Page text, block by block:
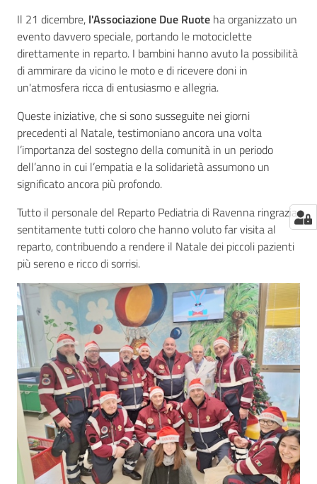
Il 21 dicembre, l'Associazione Due Ruote ha organizzato un
evento davvero speciale, portando le motociclette
direttamente in reparto. I bambini hanno avuto la possibilità
di ammirare da vicino le moto e di ricevere doni in
un'atmosfera ricca di entusiasmo e allegria.
Queste iniziative, che si sono susseguite nei giorni
precedenti al Natale, testimoniano ancora una volta
l’importanza del sostegno della comunità in un periodo
dell’anno in cui l’empatia e la solidarietà assumono un
significato ancora più profondo.
Tutto il personale del Reparto Pediatria di Ravenna ringrazia
sentitamente tutti coloro che hanno voluto far visita al
reparto, contribuendo a rendere il Natale dei piccoli pazienti
più sereno e ricco di sorrisi.